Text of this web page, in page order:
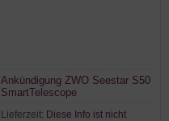
Ankündigung ZWO Seestar S50
SmartTelescope
Lieferzeit: Diese Info ist nicht